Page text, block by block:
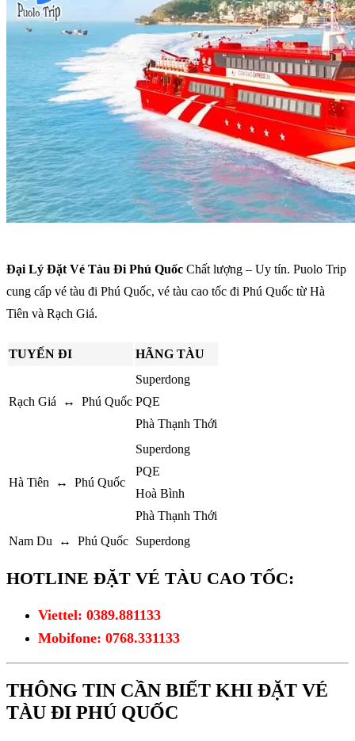
Đại Lý Đặt Vé Tàu Đi Phú Quốc Chất lượng – Uy tín. Puolo Trip
cung cấp vé tàu đi Phú Quốc, vé tàu cao tốc đi Phú Quốc từ Hà
Tiên và Rạch Giá.
TUYẾN ĐI HÃNG TÀU
Rạch Giá ↔ Phú Quốc
Superdong
PQE
Phà Thạnh Thới
Hà Tiên ↔ Phú Quốc
Superdong
PQE
Hoà Bình
Phà Thạnh Thới
Nam Du ↔ Phú Quốc Superdong
HOTLINE ĐẶT VÉ TÀU CAO TỐC:
Viettel: 0389.881133
Mobifone: 0768.331133
THÔNG TIN CẦN BIẾT KHI ĐẶT VÉ
TÀU ĐI PHÚ QUỐC